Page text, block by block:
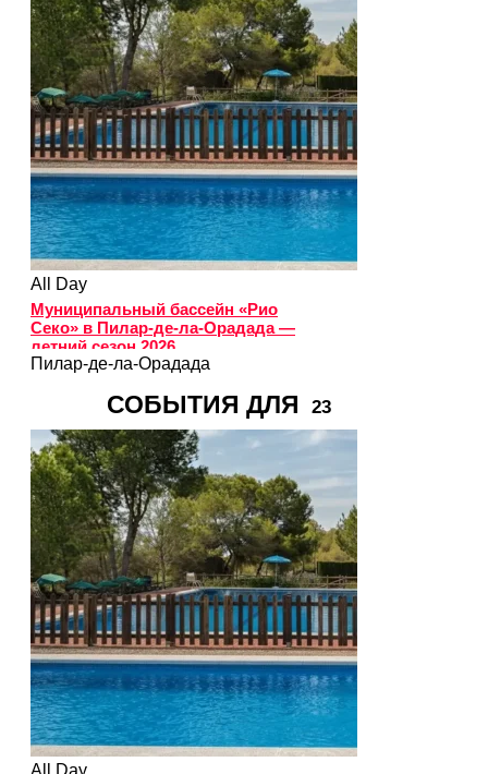
All Day
Муниципальный бассейн «Рио
Секо» в Пилар-де-ла-Орадада —
летний сезон 2026
Пилар-де-ла-Орадада
СОБЫТИЯ ДЛЯ 23